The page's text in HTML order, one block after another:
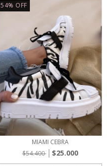
54% OFF
MIAMI CEBRA
$54.400
$25.000